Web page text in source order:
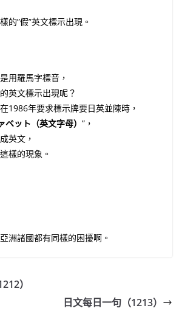
的”假”英文標示出現。
用羅馬字標音，
英文標示出現呢？
1986年要求標示牌要日英並陳時，
ベット（英文字母） ”，
英文，
樣的現象。
洲諸國都有同樣的困擾啊。
）
日文每日一句（1213）